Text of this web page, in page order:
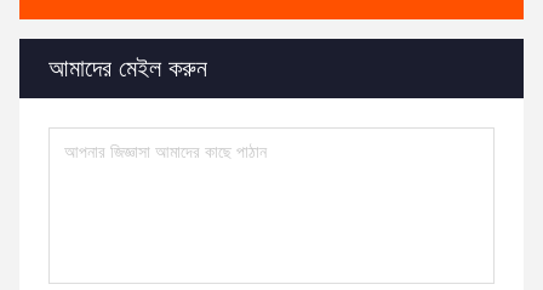
আমাদের মেইল ​​করুন